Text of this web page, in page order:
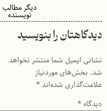
دیگر مطالب
نویسنده
دیدگاهتان را بنویسید
نشانی ایمیل شما منتشر نخواهد
شد. بخش‌های موردنیاز
علامت‌گذاری شده‌اند*
دیدگاه*